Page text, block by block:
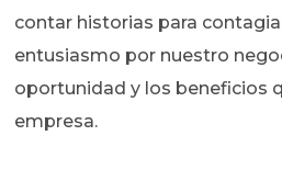
contar historias para
entusiasmo por nuestro
oportunidad y los beneficios
empresa.